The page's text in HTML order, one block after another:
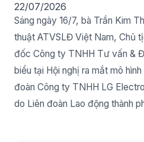
22/07/2026
Sáng ngày 16/7, bà Trần Kim
thuật ATVSLĐ Việt Nam, Chủ
đốc Công ty TNHH Tư vấn &
biểu tại Hội nghị ra mắt mô
đoàn Công ty TNHH LG
do Liên đoàn Lao động thành